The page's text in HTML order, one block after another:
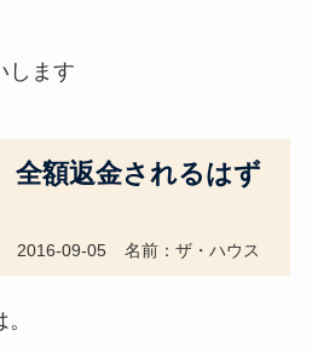
します
全額返金されるはず
2016-09-05 名前：ザ・ハウス